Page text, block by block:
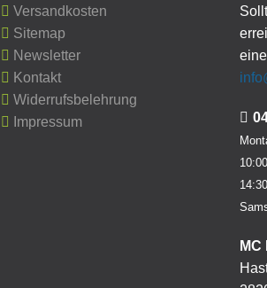
Versandkosten
Sitemap
Newsletter
Kontakt
Widerrufsbelehrung
Impressum